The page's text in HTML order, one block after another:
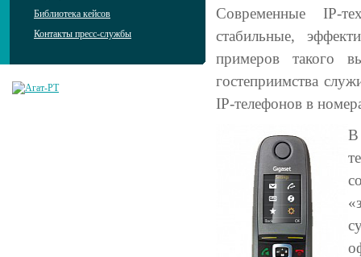
Библиотека кейсов
Контакты пресс-службы
Современные IP-
стабильные,
примеров такого
гостеприимства
IP-телефонов в
В